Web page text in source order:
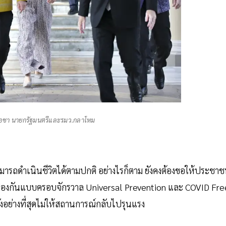
า นายกรัฐมนตรีและรมว.กลาโหม
ถดำเนินชีวิตได้ตามปกติ อย่างไรก็ตาม ยังคงต้องขอให้ประชา
กันแบบครอบจักรวาล Universal Prevention และ COVID
ย่างที่สุดไม่ให้สถานการณ์กลับไปรุนแรง